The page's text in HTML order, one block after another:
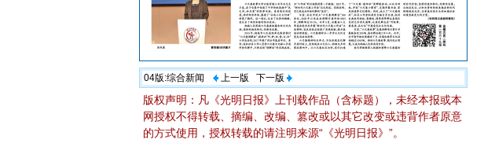
04版:综合新闻 上一版 下一版
版权声明：凡《光明日报》上刊载作品（含标题），未经本报或本
网授权不得转载、摘编、改编、篡改或以其它改变或违背作者原意
的方式使用，授权转载的请注明来源“《光明日报》”。